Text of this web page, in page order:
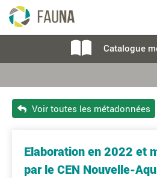
Catalogue
Voir toutes les métadonnées
Elaboration en 2022 et
par le CEN Nouvelle-